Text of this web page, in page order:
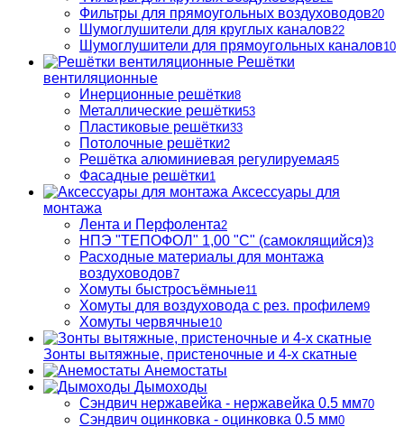
Фильтры для прямоугольных воздуховодов20
Шумоглушители для круглых каналов22
Шумоглушители для прямоугольных каналов10
Решётки
вентиляционные
Инерционные решётки8
Металлические решётки53
Пластиковые решётки33
Потолочные решётки2
Решётка алюминиевая регулируемая5
Фасадные решётки1
Аксессуары для
монтажа
Лента и Перфолента2
НПЭ "ТЕПОФОЛ" 1,00 "С" (самоклящийся)3
Расходные материалы для монтажа
воздуховодов7
Хомуты быстросъёмные11
Хомуты для воздуховода с рез. профилем9
Хомуты червячные10
Зонты вытяжные, пристеночные и 4-х скатные
Анемостаты
Дымоходы
Сэндвич нержавейка - нержавейка 0.5 мм70
Сэндвич оцинковка - оцинковка 0.5 мм0